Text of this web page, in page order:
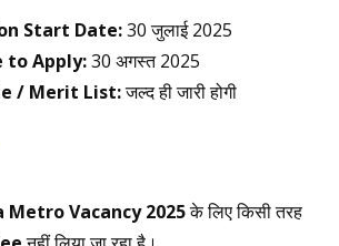
Start Date:30 जुलाई 2025
to Apply:30 अगस्त 2025
/ Merit List:जल्द ही जारी होगी
Metro Vacancy 2025के लिए किसी तरह